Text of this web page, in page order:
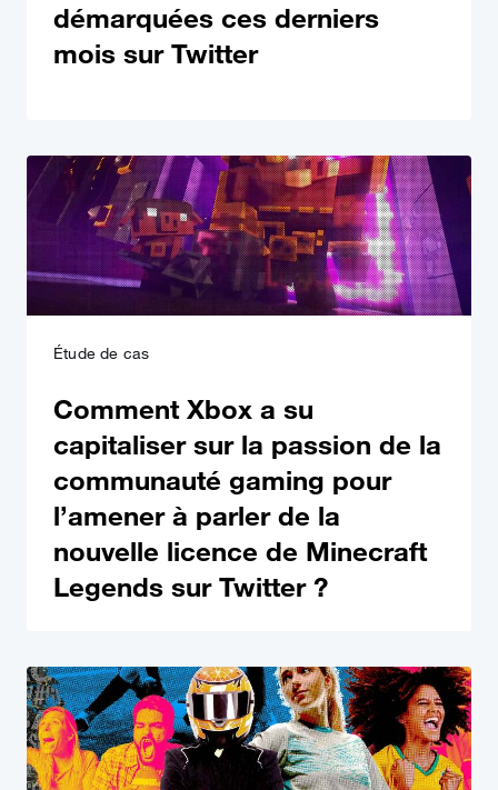
démarquées ces derniers
mois sur Twitter
Étude de cas
Comment Xbox a su
capitaliser sur la passion de la
communauté gaming pour
l’amener à parler de la
nouvelle licence de Minecraft
Legends sur Twitter ?